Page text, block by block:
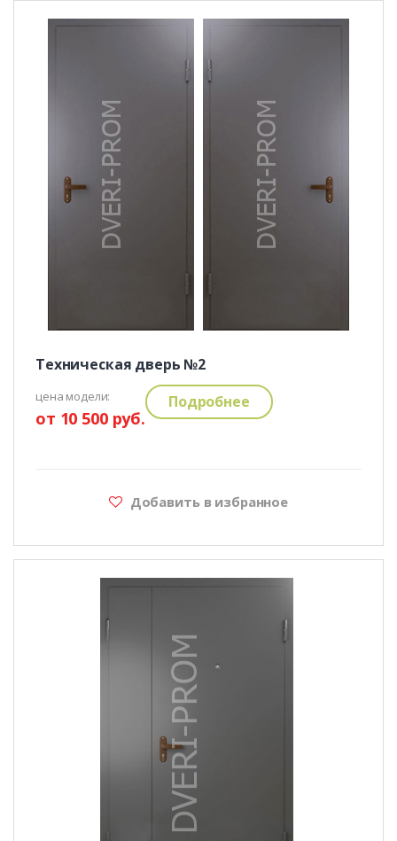
Техническая дверь №2
цена модели:
от 10 500 руб.
Подробнее
Добавить в избранное